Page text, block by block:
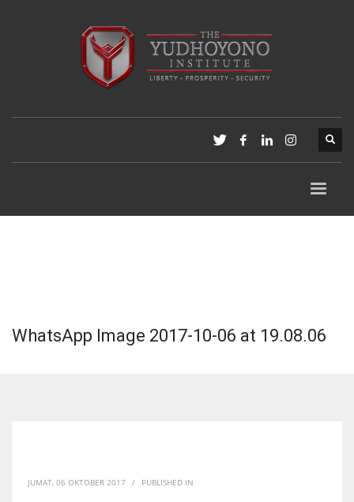
WhatsApp Image 2017-10-06 at 19.08.06
JUMAT, 06 OKTOBER 2017 / PUBLISHED IN